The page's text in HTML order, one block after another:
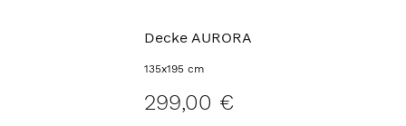
Decke AURORA
135x195 cm
299,00 €